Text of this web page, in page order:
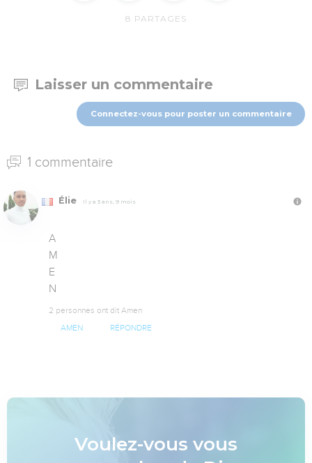
8 PARTAGES
Laisser un commentaire
Connectez-vous pour poster un commentaire
1 commentaire
Élie Il y a 3 ans, 9 mois
A
M
E
N
2 personnes ont dit Amen
AMEN RÉPONDRE
Voulez-vous vous